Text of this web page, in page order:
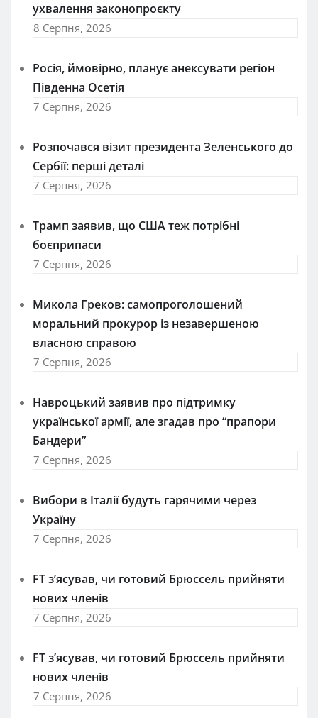
ухвалення законопроєкту
8 Серпня, 2026
Росія, ймовірно, планує анексувати регіон
Південна Осетія
7 Серпня, 2026
Розпочався візит президента Зеленського до
Сербії: перші деталі
7 Серпня, 2026
Трамп заявив, що США теж потрібні
боєприпаси
7 Серпня, 2026
Микола Греков: самопроголошений
моральний прокурор із незавершеною
власною справою
7 Серпня, 2026
Навроцький заявив про підтримку
української армії, але згадав про “прапори
Бандери”
7 Серпня, 2026
Вибори в Італії будуть гарячими через
Україну
7 Серпня, 2026
FT зʼясував, чи готовий Брюссель прийняти
нових членів
7 Серпня, 2026
FT зʼясував, чи готовий Брюссель прийняти
нових членів
7 Серпня, 2026